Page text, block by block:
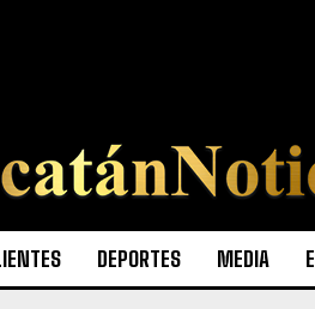
DEPORTES MEDIA